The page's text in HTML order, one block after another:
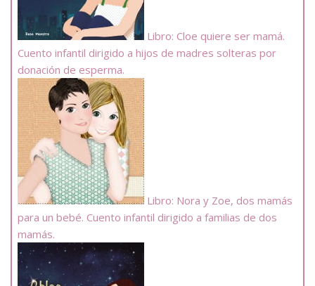
Libro: Cloe quiere ser mamá.
Cuento infantil dirigido a hijos de madres solteras por
donación de esperma.
Libro: Nora y Zoe, dos mamás
para un bebé. Cuento infantil dirigido a familias de dos
mamás.